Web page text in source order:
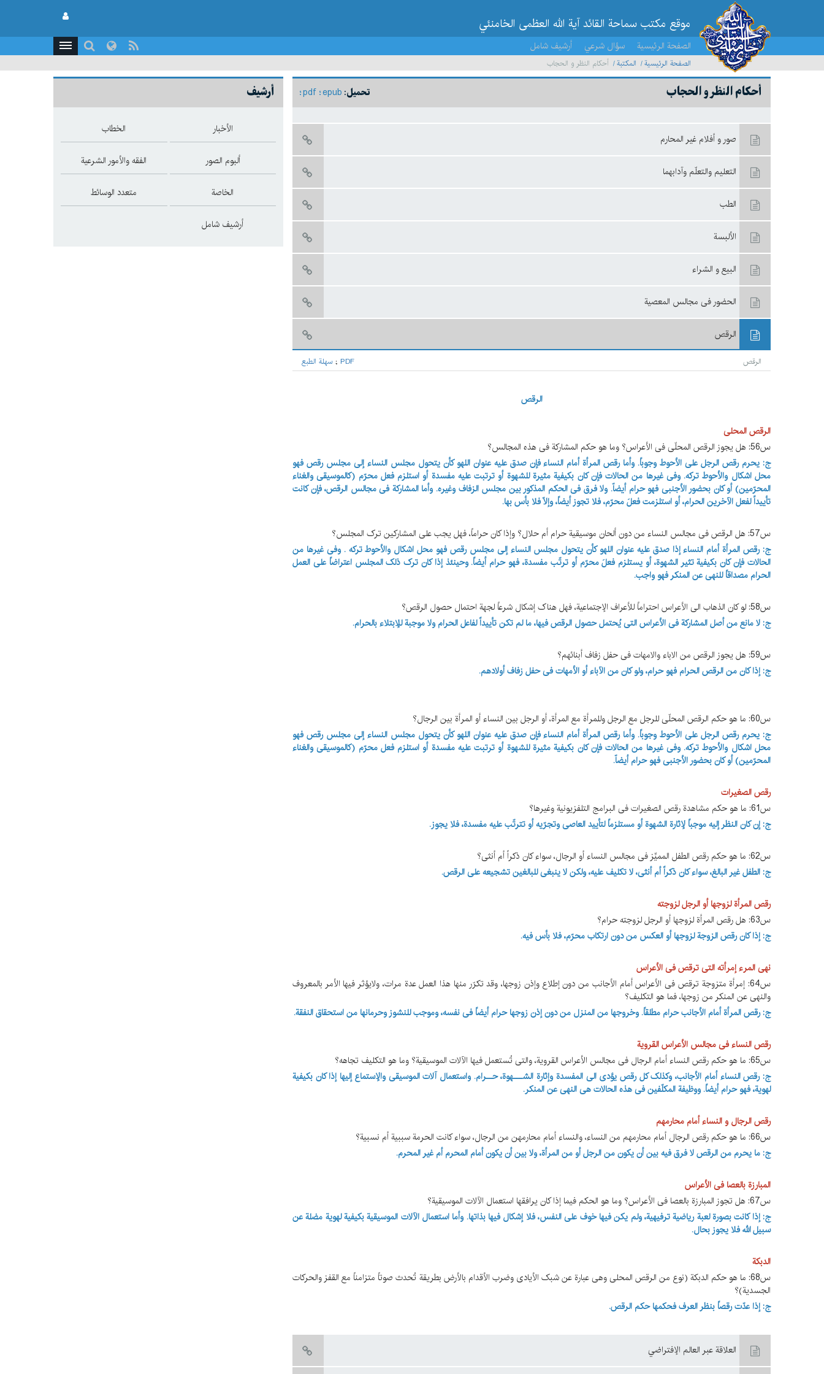
موقع مکتب سماحة القائد آية الله العظمى الخامنئي
الصفحة الرئيسية سؤال شرعي أرشيف شامل
الصفحة الرئيسية المكتبة أحکام النظر و الحجاب
تحميل: epub
pdf أحکام النظر و الحجاب
صور و أفلام غير المحارم
التعليم والتعلّم وآدابهما
الطب
الألبسة
البيع و الشراء
الحضور فی مجالس المعصیة
الرقص
الرقص سهلة الطبع ; PDF
الرقص
الرقص المحلی
س56: هل یجوز الرقص المحلّی فی الأعراس؟ وما هو حکم المشارکة فی هذه المجالس؟
ج: یحرم رقص الرجل علی الأحوط وجوباً. وأما رقص المرأة أمام النساء فإن صدق علیه عنوان اللهو کأن یتحول مجلس النساء إلی مجلس رقص فهو
محل اشکال والأحوط ترکه. وفی غیرها من الحالات فإن کان بکیفیة‌ مثیرة للشهوة أو ترتبت علیه مفسدة أو استلزم فعل محرّم (کالموسیقی والغناء
المحرّمین) أو کان بحضور الأجنبی فهو حرام أیضاّ. ولا فرق فی الحکم المذکور بین مجلس الزفاف وغیره. وأما المشارکة فی مجالس الرقص، فإن کانت
تأییداً لفعل الآخرین الحرام، أو استلزمت فعلَ محرّم، فلا تجوز أیضاً، وإلاّ فلا بأس بها.
س57: هل الرقص فی مجالس النساء من دون ألحان موسیقیة حرام أم حلال؟ وإذا کان حراماً، فهل یجب علی المشارکین ترک المجلس؟
ج: رقص المرأة أمام النساء إذا صدق علیه عنوان اللهو کأن یتحول مجلس النساء إلی مجلس رقص فهو محل اشکال والأحوط ترکه . وفی غیرها من
الحالات فإن کان بکیفیة تثیر الشهوة، أو یستلزم فعلَ محرّم أو ترتّب مفسدة، فهو حرام أیضاً. وحینئذ إذا کان ترک ذلک المجلس اعتراضاً علی العمل
الحرام مصداقاً للنهی عن المنکر فهو واجب.
س58: لو کان الذهاب الی الأعراس احتراماً للأعراف الإجتماعیة، فهل هناک إشکال شرعاً لجهة احتمال حصول الرقص؟
ج: لا مانع من أصل المشارکة فی الأعراس التی یُحتمل حصول الرقص فیها، ما لم تکن تأییداً لفاعل الحرام ولا موجبة للإبتلاء بالحرام.
س59: هل یجوز الرقص من الاباء والامهات فی حفل زفاف أبنائهم؟
ج: إذا کان من الرقص الحرام فهو حرام، ولو کان من الآباء أو الأمهات فی حفل زفاف أولادهم.
س60: ما هو حکم الرقص المحلّی للرجل مع الرجل وللمرأة مع المرأة، أو الرجل بین النساء أو المرأة بین الرجال؟
ج: یحرم رقص الرجل علی الأحوط وجوباً. وأما رقص المرأة أمام النساء فإن صدق علیه عنوان اللهو کأن یتحول مجلس النساء إلی مجلس رقص فهو
محل اشکال والأحوط ترکه. وفی غیرها من الحالات فإن کان بکیفیة‌ مثیرة للشهوة أو ترتبت علیه مفسدة أو استلزم فعل محرّم (کالموسیقی والغناء
المحرّمین) أو کان بحضور الأجنبی فهو حرام أیضاّ.
رقص الصغیرات
س61: ما هو حکم مشاهدة رقص الصغیرات فی البرامج التلفزیونیة وغیرها؟
ج: إن کان النظر إلیه موجباً لإثارة الشهوة أو مستلزماً لتأیید العاصی وتجرّیه أو تترتّب علیه مفسدة، فلا یجوز.
س62: ما هو حکم رقص الطفل الممیِّز فی مجالس النساء أو الرجال، سواء کان ذکراً أم أنثی؟
ج: الطفل غیر البالغ، سواء کان ذکراً أم أنثی، لا تکلیف علیه، ولکن لا ینبغی للبالغین تشجیعه علی الرقص.
رقص المرأة لزوجها أو الرجل لزوجته
س63: هل رقص المرأة لزوجها أو الرجل لزوجته حرام؟
ج: إذا کان رقص الزوجة لزوجها أو العکس من دون ارتکاب محرّم، فلا بأس فیه.
نهی المرء إمرأته التی ترقص فی الأعراس
س64: إمرأة متزوجة ترقص فی الأعراس أمام الأجانب من دون إطلاع وإذن زوجها، وقد تکرّر منها هذا العمل عدة مرات، ولایؤثر فیها الأمر بالمعروف
والنهی عن المنکر من زوجها، فما هو التکلیف؟
ج: رقص المرأة أمام الأجانب حرام مطلقاً. وخروجها من المنزل من دون إذن زوجها حرام أیضاً فی نفسه، وموجب للنشوز وحرمانها من استحقاق النفقة.
رقص النساء فی مجالس الأعراس القرویة
س65: ما هو حکم رقص النساء أمام الرجال فی مجالس الأعراس القرویة، والتی تُستعمل فیها الآلات الموسیقیة؟ وما هو التکلیف تجاهه؟
ج: رقص النساء أمام الأجانب، وکذلک کل رقص یؤدی الی المفسدة وإثارة الشـــهوة، حــرام. واستعمال آلات الموسیقی والإستماع إلیها إذا کان بکیفیة
لهویة، فهو حرام أیضاً. ووظیفة المکلّفین فی هذه الحالات هی النهی عن المنکر.
رقص الرجال و النساء أمام محارمهم
س66: ما هو حکم رقص الرجال أمام محارمهم من النساء، والنساء أمام محارمهن من الرجال، سواء کانت الحرمة سببیة أم نسبیة؟
ج: ما یحرم من الرقص لا فرق فیه بین أن یکون من الرجل أو من المرأة، ولا بین أن یکون أمام المحرم أم غیر المحرم.
المبارزة بالعصا فی الأعراس
س67: هل تجوز المبارزة بالعصا فی الأعراس؟ وما هو الحکم فیما إذا کان یرافقها استعمال الآلات الموسیقیة؟
ج: إذا کانت بصورة لعبة ریاضیة ترفیهیة، ولم یکن فیها خوف علی النفس، فلا إشکال فیها بذاتها. وأما استعمال الآلات الموسیقیة بکیفیة لهویة مضلة عن
سبیل الله فلا یجوز بحال.
الدبکة
س68: ما هو حکم الدبکة (نوع من الرقص المحلی وهی عبارة عن شبک الأیادی وضرب الأقدام بالأرض بطریقة تُحدث صوتاً متزامناً مع القفز والحرکات
الجسدیة)؟
ج: إذا عدّت رقصاً بنظر العرف فحکمها حکم الرقص.
العلاقة عبر العالم الإفتراضي
أرشيف
الأخبار الخطاب
ألبوم الصور الفقه والأمور الشرعية
الخاصة متعدد الوسائط
أرشيف شامل